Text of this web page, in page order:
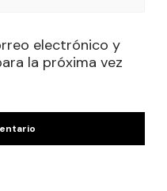
electrónico y
la próxima vez